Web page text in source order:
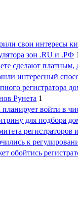
свои интересы
зон .RU и .РФ
сделают
интересный
регистратора
Рунета 1
войти в
для подбора
регистраторов
к
обойтись